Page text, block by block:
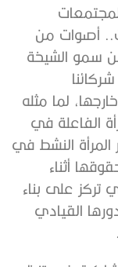
أصوات من
سمو الشيخة
لما مثله
الفاعلة في
المرأة النشط في
أثناء
تركز على بناء
القيادي